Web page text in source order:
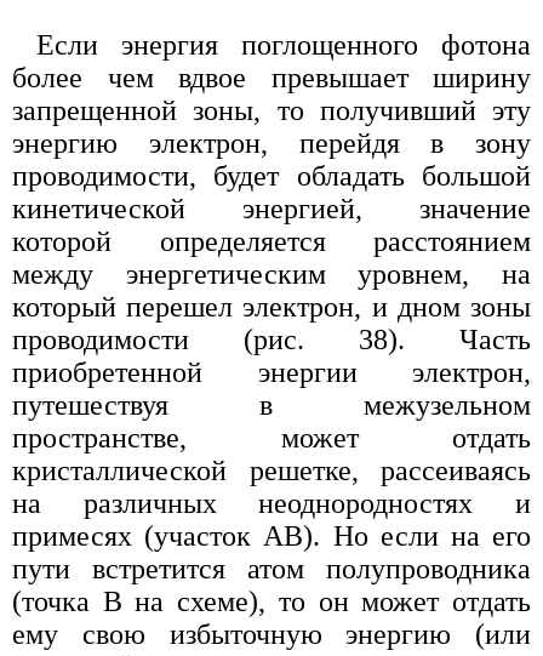
Если энергия поглощенного фотона
более чем вдвое превышает ширину
запрещенной зоны, то получивший эту
энергию электрон, перейдя в зону
проводимости, будет обладать большой
кинетической энергией, значение
которой определяется расстоянием
между энергетическим уровнем, на
который перешел электрон, и дном зоны
проводимости (рис. 38). Часть
приобретенной энергии электрон,
путешествуя в межузельном
пространстве, может отдать
кристаллической решетке, рассеиваясь
на различных неоднородностях и
примесях (участок АВ). Но если на его
пути встретится атом полупроводника
(точка В на схеме), то он может отдать
ему свою избыточную энергию (или